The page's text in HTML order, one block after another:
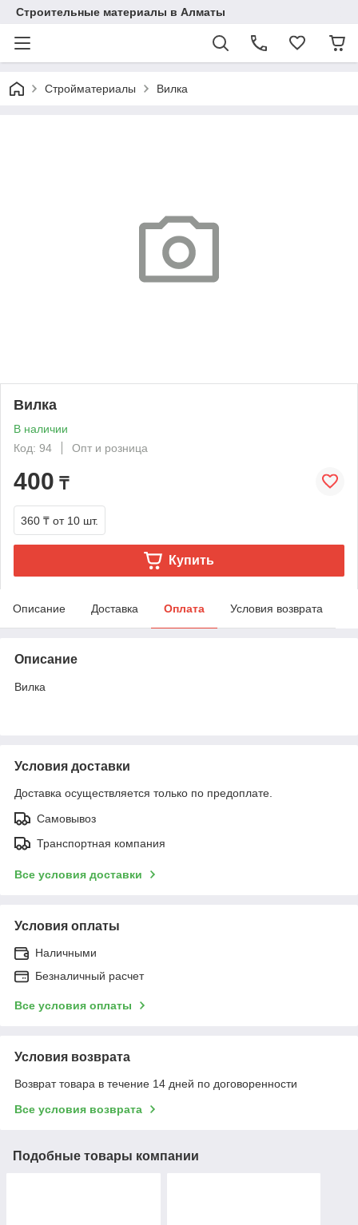
Строительные материалы в Алматы
Стройматериалы Вилка
Вилка
В наличии
Код: 94
Опт и розница
400 ₸
360 ₸ от 10 шт.
Купить
Описание Доставка Оплата Условия возврата
Описание
Вилка
Условия доставки
Доставка осуществляется только по предоплате.
Самовывоз
Транспортная компания
Все условия доставки
Условия оплаты
Наличными
Безналичный расчет
Все условия оплаты
Условия возврата
Возврат товара в течение 14 дней по договоренности
Все условия возврата
Подобные товары компании